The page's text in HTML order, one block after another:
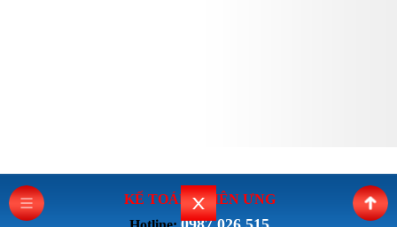
KẾ TOÁN THIÊN ƯNG